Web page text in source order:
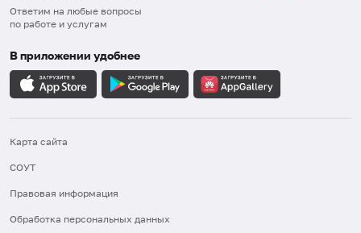
Ответим на любые вопросы
по работе и услугам
В приложении удобнее
Карта сайта
СОУТ
Правовая информация
Обработка персональных данных